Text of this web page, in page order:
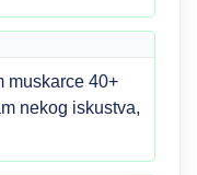
muskarce 40+
nekog iskustva,